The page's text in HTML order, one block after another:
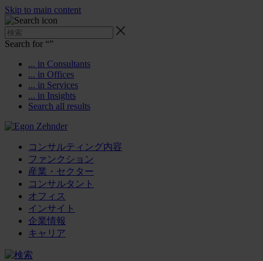
Skip to main content
Search for “”
... in Consultants
... in Offices
... in Services
... in Insights
Search all results
コンサルティング内容
ファンクション
産業・セクター
コンサルタント
オフィス
インサイト
企業情報
キャリア